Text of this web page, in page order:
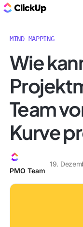
MIND MAPPING
Wie
Team
Kurve
PMO Team
19.